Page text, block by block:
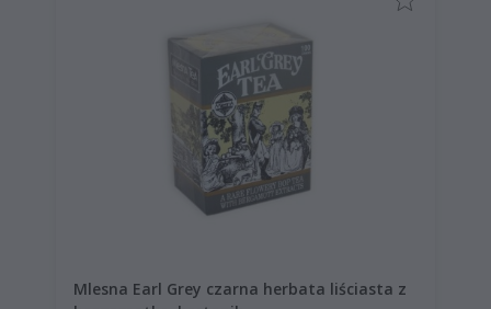
Mlesna Earl Grey czarna herbata liściasta z